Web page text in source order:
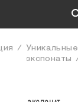
Уникальные
экспонаты